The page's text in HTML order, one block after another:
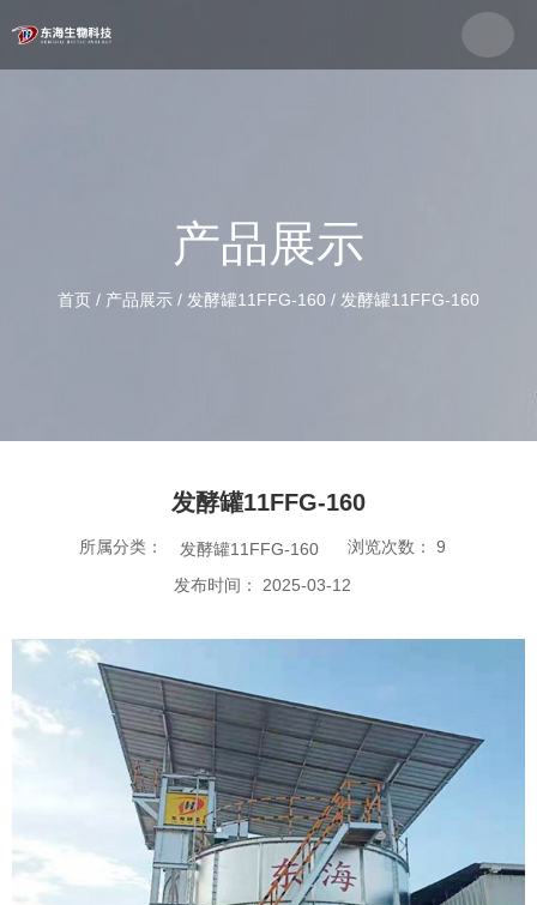
产品展示
首页 / 产品展示 / 发酵罐11FFG-160 / 发酵罐11FFG-160
发酵罐11FFG-160
所属分类： 发酵罐11FFG-160 浏览次数： 9
发布时间： 2025-03-12